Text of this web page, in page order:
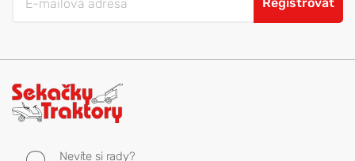
Registrovat
Nevíte si rady?